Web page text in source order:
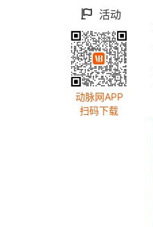
 活动
动脉网APP
扫码下载